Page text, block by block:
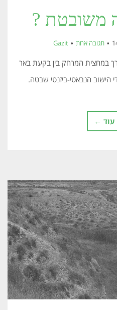
משובטת ?
תגובה אחת Gazit
במחצית המרחק בין בקעת באר
הישוב הנבאטי-ביזנטי שבטה.
←